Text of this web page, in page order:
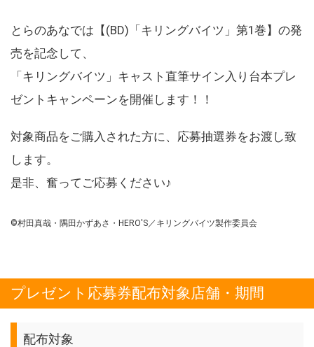
とらのあなでは【(BD)「キリングバイツ」第1巻】の発
売を記念して、
「キリングバイツ」キャスト直筆サイン入り台本プレ
ゼントキャンペーンを開催します！！
対象商品をご購入された方に、応募抽選券をお渡し致
します。
是非、奮ってご応募ください♪
©村田真哉・隅田かずあさ・HERO'S／キリングバイツ製作委員会
プレゼント応募券配布対象店舗・期間
配布対象